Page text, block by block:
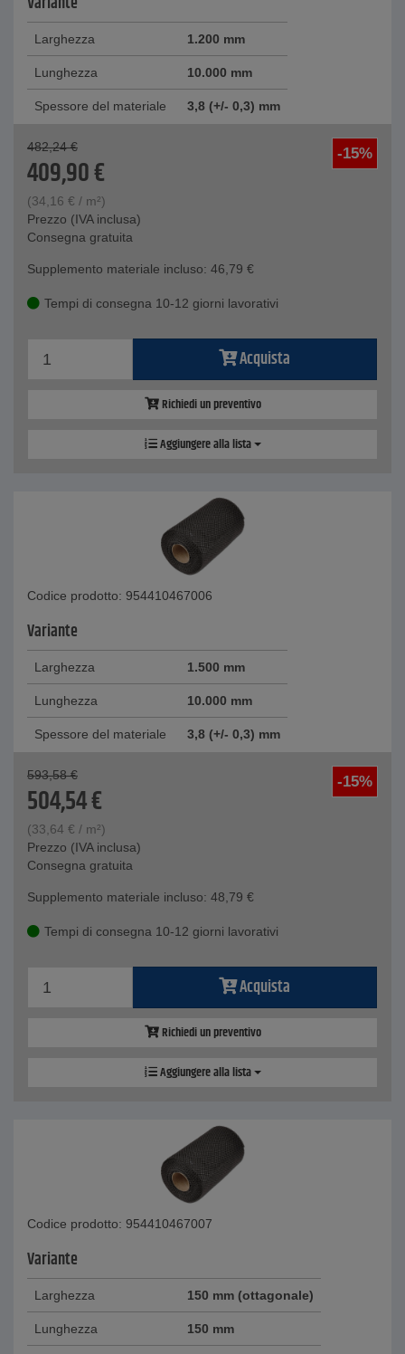
Larghezza 1.200 mm
Lunghezza 10.000 mm
Spessore del materiale 3,8 (+/- 0,3) mm
-15%
482,24 €
409,90€
(34,16 € / m²)
Prezzo (IVA inclusa)
Consegna gratuita
Supplemento materiale incluso: 46,79 €
Tempi di consegna 10-12 giorni lavorativi
Acquista
Richiedi un preventivo
Aggiungere alla lista
Codice prodotto: 954410467006
Variante
Larghezza 1.500 mm
Lunghezza 10.000 mm
Spessore del materiale 3,8 (+/- 0,3) mm
-15%
593,58 €
504,54€
(33,64 € / m²)
Prezzo (IVA inclusa)
Consegna gratuita
Supplemento materiale incluso: 48,79 €
Tempi di consegna 10-12 giorni lavorativi
Acquista
Richiedi un preventivo
Aggiungere alla lista
Codice prodotto: 954410467007
Variante
Larghezza 150 mm (ottagonale)
Lunghezza 150 mm